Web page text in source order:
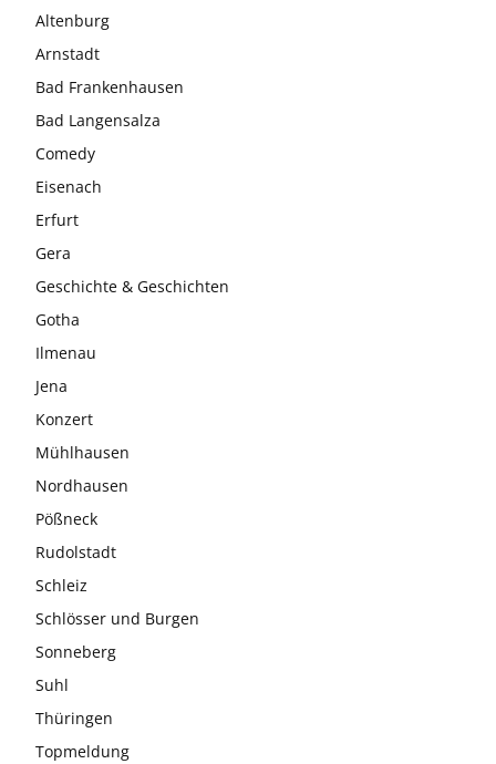
Altenburg
Arnstadt
Bad Frankenhausen
Bad Langensalza
Comedy
Eisenach
Erfurt
Gera
Geschichte & Geschichten
Gotha
Ilmenau
Jena
Konzert
Mühlhausen
Nordhausen
Pößneck
Rudolstadt
Schleiz
Schlösser und Burgen
Sonneberg
Suhl
Thüringen
Topmeldung